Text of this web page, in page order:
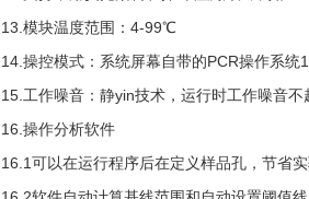
13.模块温度范围：4-99℃
14.操控模式：系统屏幕自带的PCR操作系
15.工作噪音：静yin技术，运行时工作噪音不
16.操作分析软件
16.1可以在运行程序后在定义样品孔，节省